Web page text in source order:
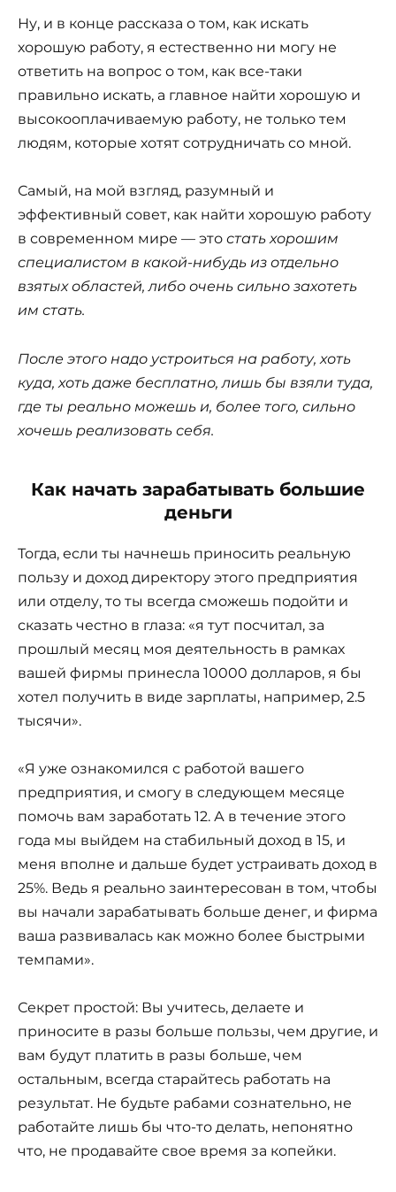
Ну, и в конце рассказа о том, как искать
хорошую работу, я естественно ни могу не
ответить на вопрос о том, как все-таки
правильно искать, а главное найти хорошую и
высокооплачиваемую работу, не только тем
людям, которые хотят сотрудничать со мной.
Самый, на мой взгляд, разумный и
эффективный совет, как найти хорошую работу
в современном мире — это стать хорошим
специалистом в какой-нибудь из отдельно
взятых областей, либо очень сильно захотеть
им стать.
После этого надо устроиться на работу, хоть
куда, хоть даже бесплатно, лишь бы взяли туда,
где ты реально можешь и, более того, сильно
хочешь реализовать себя.
Как начать зарабатывать большие
деньги
Тогда, если ты начнешь приносить реальную
пользу и доход директору этого предприятия
или отделу, то ты всегда сможешь подойти и
сказать честно в глаза: «я тут посчитал, за
прошлый месяц моя деятельность в рамках
вашей фирмы принесла 10000 долларов, я бы
хотел получить в виде зарплаты, например, 2.5
тысячи».
«Я уже ознакомился с работой вашего
предприятия, и смогу в следующем месяце
помочь вам заработать 12. А в течение этого
года мы выйдем на стабильный доход в 15, и
меня вполне и дальше будет устраивать доход в
25%. Ведь я реально заинтересован в том, чтобы
вы начали зарабатывать больше денег, и фирма
ваша развивалась как можно более быстрыми
темпами».
Секрет простой: Вы учитесь, делаете и
приносите в разы больше пользы, чем другие, и
вам будут платить в разы больше, чем
остальным, всегда старайтесь работать на
результат. Не будьте рабами сознательно, не
работайте лишь бы что-то делать, непонятно
что, не продавайте свое время за копейки.